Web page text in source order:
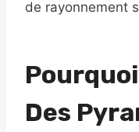
de rayonnement
Des